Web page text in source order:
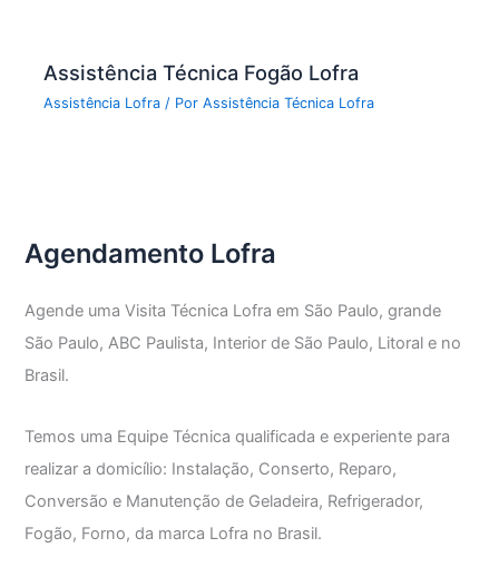
Assistência Técnica Fogão Lofra
Assistência Lofra / PorAssistência Técnica Lofra
Agendamento Lofra
Agende uma Visita Técnica Lofra em São Paulo, grande
São Paulo, ABC Paulista, Interior de São Paulo, Litoral e no
Brasil.
Temos uma Equipe Técnica qualificada e experiente para
realizar a domicílio: Instalação, Conserto, Reparo,
Conversão e Manutenção de Geladeira, Refrigerador,
Fogão, Forno, da marca Lofra no Brasil.